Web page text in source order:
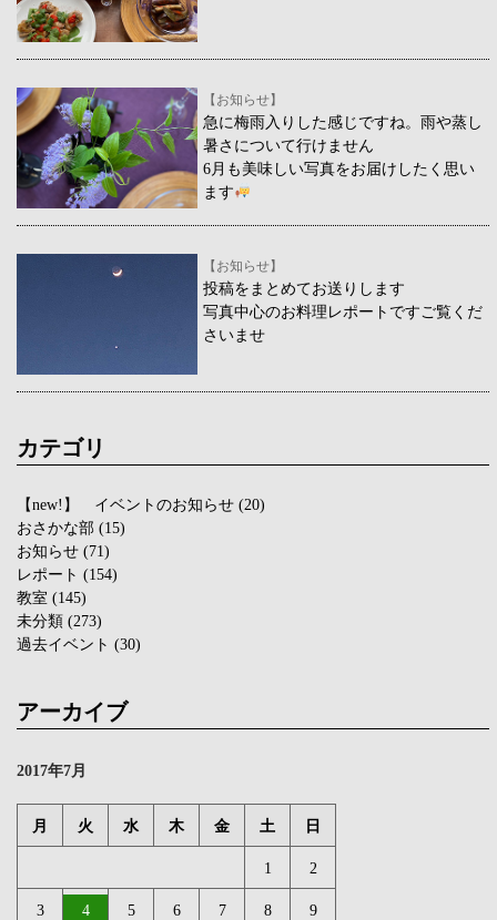
【お知らせ】
急に梅雨入りした感じですね。雨や蒸し
暑さについて行けません
6月も美味しい写真をお届けしたく思い
ます
【お知らせ】
投稿をまとめてお送りします
写真中心のお料理レポートですご覧くだ
さいませ
カテゴリ
【new!】 イベントのお知らせ (20)
おさかな部 (15)
お知らせ (71)
レポート (154)
教室 (145)
未分類 (273)
過去イベント (30)
アーカイブ
2017年7月
月 火 水 木 金 土 日
1 2
3 4 5 6 7 8 9